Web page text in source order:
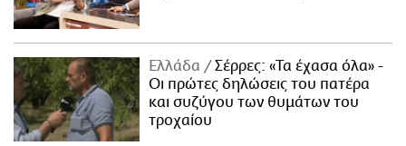
Ελλάδα
Σέρρες: «Τα έχασα όλα» -
Οι πρώτες δηλώσεις του πατέρα
και συζύγου των θυμάτων του
τροχαίου